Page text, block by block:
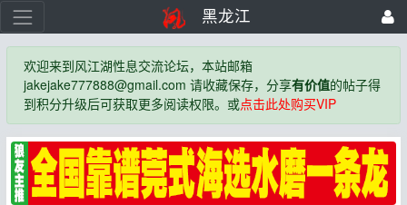
黑龙江
欢迎来到风江湖性息交流论坛，本站邮箱
jakejake777888@gmail.com 请收藏保存，分享有价值的帖子得
到积分升级后可获取更多阅读权限。或点击此处购买VIP